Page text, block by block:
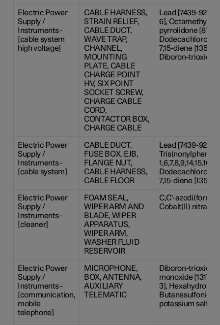
Electric Power
Supply /
Instruments -
[cable system
high voltage]
CABLE HARNESS,
STRAIN RELIEF,
CABLE DUCT,
WAVE TRAP,
CHANNEL,
MOUNTING
PLATE, CABLE
CHARGE POINT
HV, SIX POINT
SOCKET SCREW,
CHARGE CABLE
CORD,
CONTACTOR BOX,
CHARGE CABLE
Lead [7439-92-
6],
pyrrolidone [872-
7,15-diene
Diboron-trioxide
Electric Power
Supply /
Instruments -
[cable system]
CABLE DUCT,
FUSE BOX, EJB,
FLANGE NUT,
CABLE HARNESS,
CABLE FLOOR
Lead [7439-92-1],
7,15-diene
Electric Power
Supply /
Instruments -
[cleaner]
FOAM SEAL,
WIPER ARM AND
BLADE, WIPER
APPARATUS,
WIPER ARM,
WASHER FLUID
RESERVOIR
C,C'-
Cobalt(II) nitrate
Electric Power
Supply /
Instruments -
[communication,
mobile
telephone]
MICROPHONE,
BOX, ANTENNA,
AUXILIARY
TELEMATIC
Diboron-trioxide
monoxide [1317-
3],
Butanesulfonic
potassium salt